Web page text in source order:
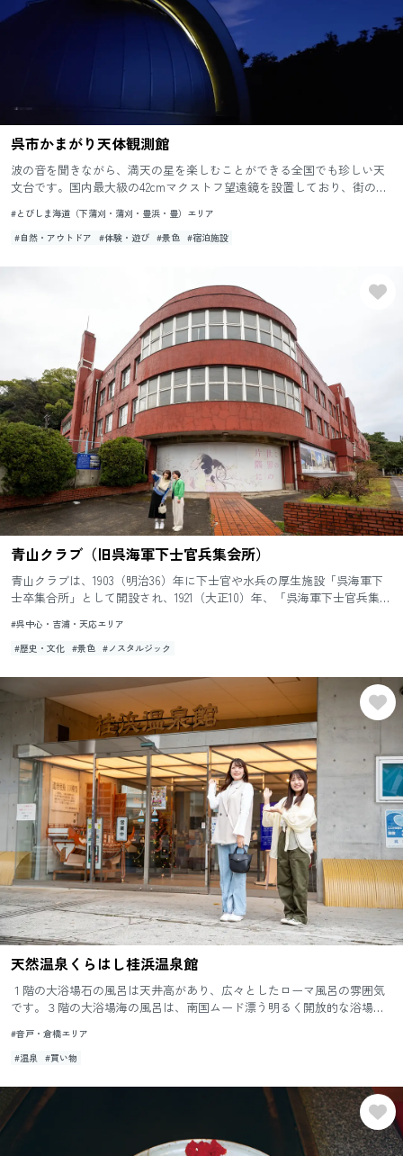
呉市かまがり天体観測館
波の音を聞きながら、満天の星を楽しむことができる全国でも珍しい天
文台です。国内最大級の42cmマクストフ望遠鏡を設置しており、街の灯
#とびしま海道（下蒲刈・蒲刈・豊浜・豊）エリア
#自然・アウトドア #体験・遊び #景色 #宿泊施設
青山クラブ（旧呉海軍下士官兵集会所）
青山クラブは、1903（明治36）年に下士官や水兵の厚生施設「呉海軍下
士卒集合所」として開設され、1921（大正10）年、「呉海軍下士官兵集合
#呉中心・吉浦・天応エリア
#歴史・文化 #景色 #ノスタルジック
天然温泉くらはし桂浜温泉館
１階の大浴場石の風呂は天井高があり、広々としたローマ風呂の雰囲気
です。３階の大浴場海の風呂は、南国ムード漂う明るく開放的な浴場と
#音戸・倉橋エリア
#温泉 #買い物